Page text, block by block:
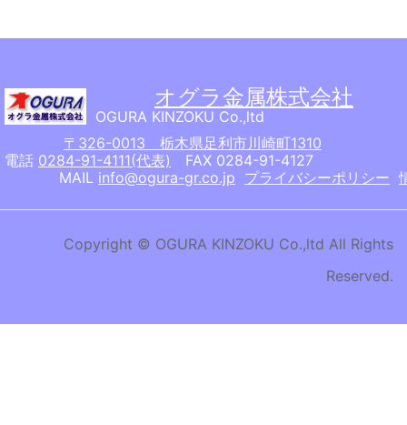
オグラ金属株式会社
OGURA KINZOKU Co.,ltd
〒326-0013 栃木県足利市川崎町1310
電話 0284-91-4111(代表) FAX 0284-91-4127
MAIL info@ogura-gr.co.jp プライバシーポリシー
Copyright © OGURA KINZOKU Co.,ltd All Rights
Reserved.